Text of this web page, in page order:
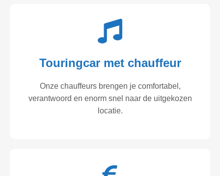
Touringcar met chauffeur
Onze chauffeurs brengen je comfortabel,
verantwoord en enorm snel naar de uitgekozen
locatie.